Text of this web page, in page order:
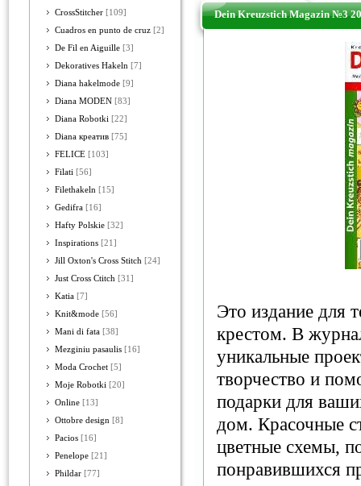
CrossStitcher [109]
Cuadros en punto de cruz [2]
De Fil en Aiguille [3]
Dekoratives Hakeln [7]
Diana hakelmode [9]
Diana MODEN [83]
Diana Robotki [22]
Diana креатив [75]
FELICE [103]
Filati [56]
Filethakeln [15]
Gedifra [16]
Hafty Polskie [32]
Inspirations [21]
Jill Oxton's Cross Stitch [24]
Just Cross Ctitch [31]
Katia [7]
Knit&mode [56]
Mani di fata [38]
Mezginiu pasaulis [16]
Moda Crochet [5]
Moje Robotki [20]
Online [13]
Ottobre design [8]
Pacios [16]
Penelope [21]
Phildar [77]
Dein Kreuzstich Magazin №3
Это издание для
крестом. В
уникальные
творчество и
подарки для
дом. Красочные
цветные схемы,
понравившихся